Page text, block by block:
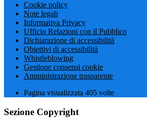
Cookie policy
Note legali
Informativa Privacy
Ufficio Relazioni con il Pubblico
Dichiarazione di accessibilità
Obiettivi di accessibilità
Whistleblowing
Gestione consensi cookie
Amministrazione trasparente
Pagina visualizzata 405 volte
Sezione Copyright